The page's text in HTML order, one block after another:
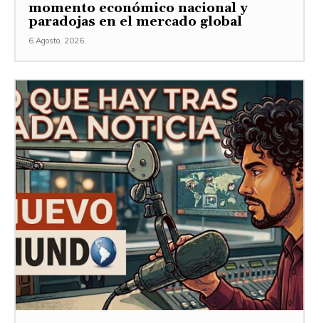
momento económico nacional y
paradojas en el mercado global
6 Agosto, 2026